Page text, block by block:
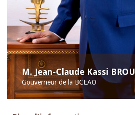
M. Jean-Claude Kassi BROU
Gouverneur de la BCEAO